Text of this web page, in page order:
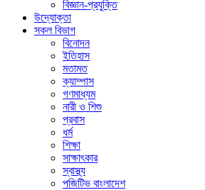
বিজ্ঞান-প্রযুক্তি
উদ্যোক্তা
সকল বিভাগ
বিনোদন
ইতিহাস
মতামত
ক্যাম্পাস
গণমাধ্যম
নারী ও শিশু
প্রবাস
ধর্ম
শিক্ষা
সাক্ষাৎকার
স্বাস্থ্য
পজিটিভ বাংলাদেশ